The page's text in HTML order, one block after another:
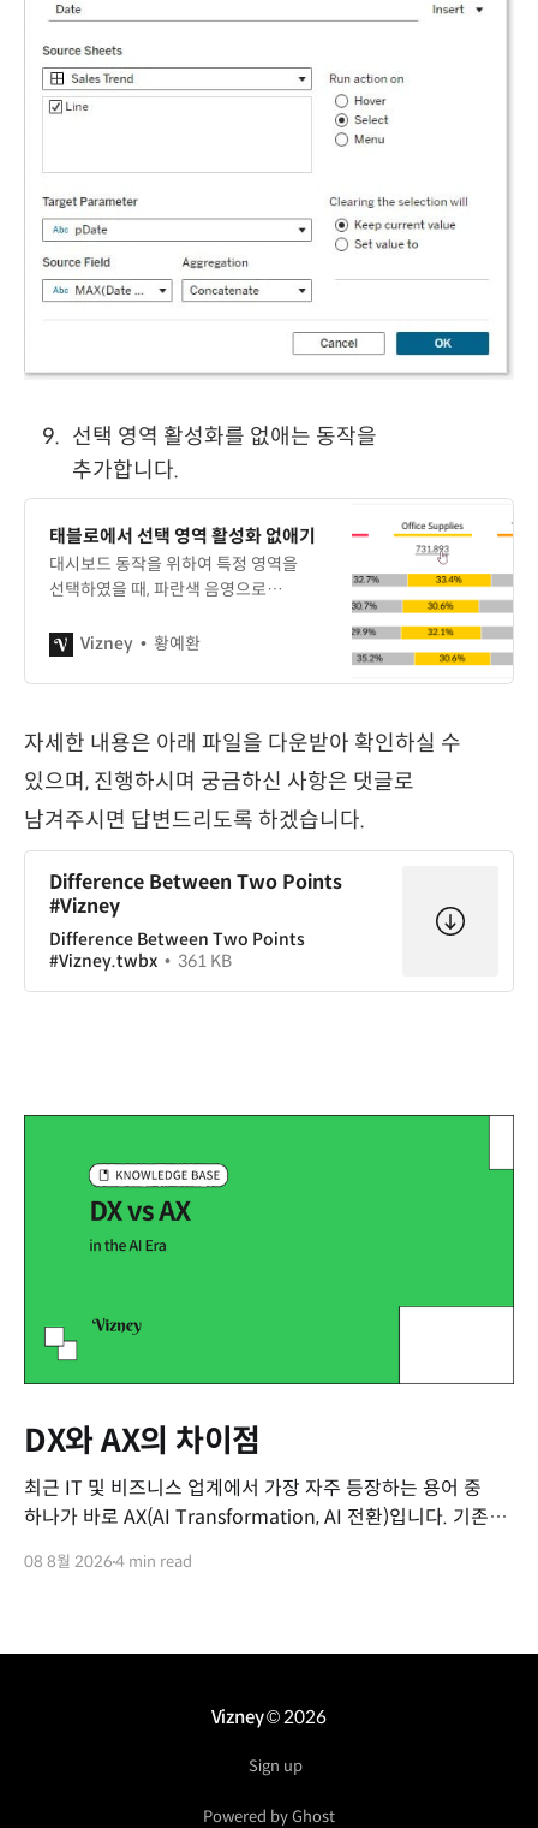
선택 영역 활성화를 없애는 동작을
추가합니다.
태블로에서 선택 영역 활성화 없애기
대시보드 동작을 위하여 특정 영역을
선택하였을 때, 파란색 음영으로
방법입니다.
Vizney 황예환
자세한 내용은 아래 파일을 다운받아 확인하실 수
있으며, 진행하시며 궁금하신 사항은 댓글로
남겨주시면 답변드리도록 하겠습니다.
Difference Between Two Points
#Vizney
Difference Between Two Points
#Vizney.twbx
361 KB
DX와 AX의 차이점
최근 IT 및 비즈니스 업계에서 가장 자주 등장하는 용어 중
하나가 바로 AX(AI Transformation, AI 전환)입니다. 기존의
등장한 이 새로운 용어 때문에 많은 분들이 두 개념을
08 8월 20264 min read
Vizney© 2026
Sign up
Powered by Ghost